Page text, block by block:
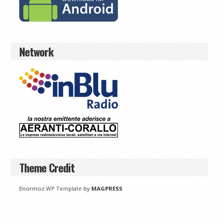
Network
Theme Credit
Enormoz WP Template by MAGPRESS